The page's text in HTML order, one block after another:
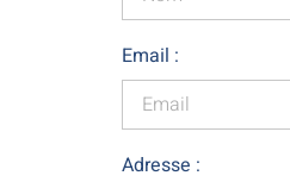
Email :
Adresse :